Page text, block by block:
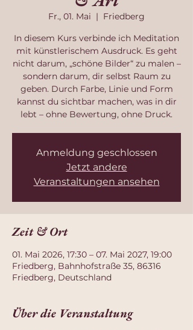
Fr., 01. Mai
  |
Friedberg
In diesem Kurs verbinde ich Meditation
mit künstlerischem Ausdruck. Es geht
nicht darum, „schöne Bilder“ zu malen –
sondern darum, dir selbst Raum zu
geben. Durch Farbe, Linie und Form
kannst du sichtbar machen, was in dir
lebt – ohne Bewertung, ohne Druck.
Anmeldung geschlossen
Jetzt andere
Veranstaltungen ansehen
Zeit & Ort
01. Mai 2026, 17:30 – 07. Mai 2027, 19:00
Friedberg, Bahnhofstraße 35, 86316
Friedberg, Deutschland
Über die Veranstaltung